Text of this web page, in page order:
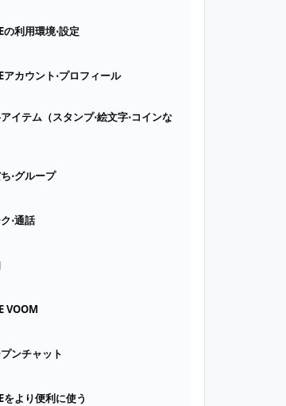
の利用環境⋅設定
アカウント⋅プロフィール
イテム（スタンプ⋅絵文字⋅コインな
⋅グループ
⋅通話
VOOM
ンチャット
をより便利に使う